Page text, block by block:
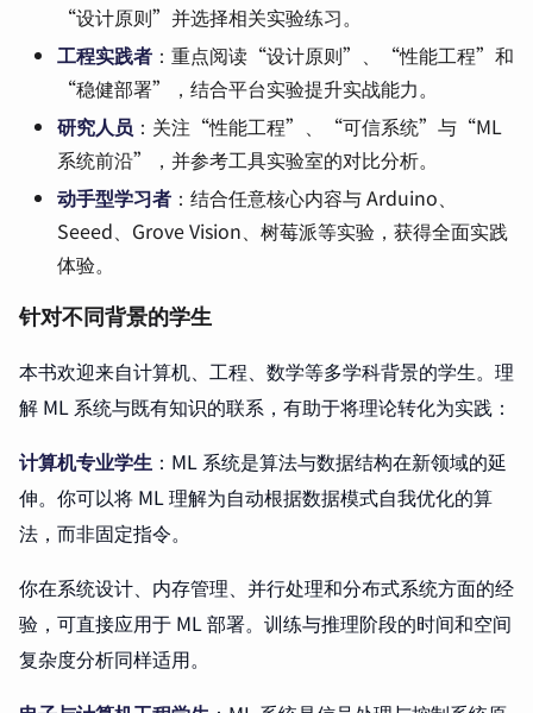
“设计原则”并选择相关实验练习。
工程实践者 ：重点阅读“设计原则”、“性能工程”和
“稳健部署”，结合平台实验提升实战能力。
研究人员 ：关注“性能工程”、“可信系统”与“ML
系统前沿”，并参考工具实验室的对比分析。
动手型学习者 ：结合任意核心内容与 Arduino、
Seeed、Grove Vision、树莓派等实验，获得全面实践
体验。
针对不同背景的学生
本书欢迎来自计算机、工程、数学等多学科背景的学生。理
解 ML 系统与既有知识的联系，有助于将理论转化为实践：
计算机专业学生 ：ML 系统是算法与数据结构在新领域的延
伸。你可以将 ML 理解为自动根据数据模式自我优化的算
法，而非固定指令。
你在系统设计、内存管理、并行处理和分布式系统方面的经
验，可直接应用于 ML 部署。训练与推理阶段的时间和空间
复杂度分析同样适用。